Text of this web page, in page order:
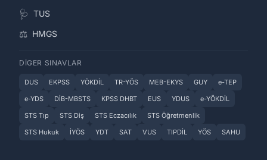
🩺 TUS
⚖️ HMGS
DIGER SINAVLAR
DUS EKPSS YÖKDİL TR-YÖS MEB-EKYS GUY
e-TEP
e-YDS
DİB-MBSTS KPSS DHBT EUS YDUS
e-YÖKDİL
STS Tıp
STS Diş STS Eczacılık
STS Öğretmenlik
STS Hukuk
İYÖS YDT SAT VUS TIPDİL YÖS SAHU